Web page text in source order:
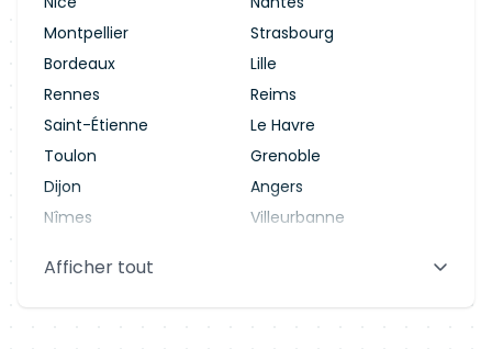
Montpellier
Strasbourg
Bordeaux
Lille
Rennes
Reims
Saint-Étienne
Le Havre
Toulon
Grenoble
Dijon
Angers
Nîmes
Villeurbanne
Aix-en-Provence
Afficher tout